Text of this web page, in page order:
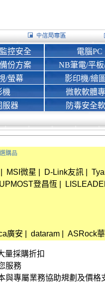
控安全
份方案
/螢幕
機
服器
電腦PC
NB筆電/平
影印機/繪
微軟軟體
防毒安全
購品
MSI微星 D-Link友訊
UPMOST登昌恆
廣安 dataram ASRock
量採購折扣
服務
與專屬業務協助規劃及價格